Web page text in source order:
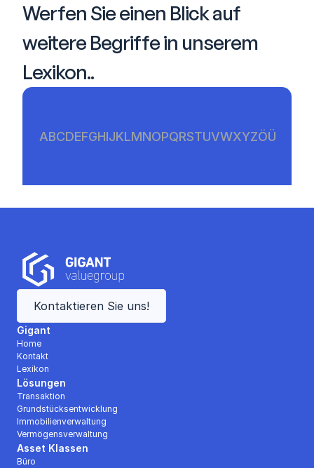
Werfen Sie einen Blick auf
weitere Begriffe in unserem
Lexikon..
ABCDEFGHIJKLMNOPQRSTUVWXYZÖÜ
Kontaktieren Sie uns!
Gigant
Home
Kontakt
Lexikon
Lösungen
Transaktion
Grundstücksentwicklung
Immobilienverwaltung
Vermögensverwaltung
Asset Klassen
Büro